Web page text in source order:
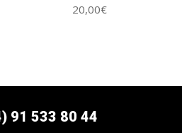
20,00€
91 533 80 44